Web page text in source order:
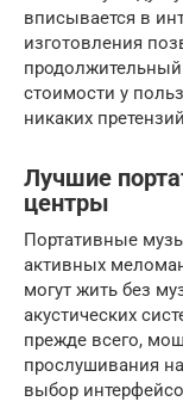
вписывается в
изготовления
стоимости у
никаких
Лучшие
центры
Портативные
активных
могут жить без
акустических
прежде всего,
прослушивания
выбор